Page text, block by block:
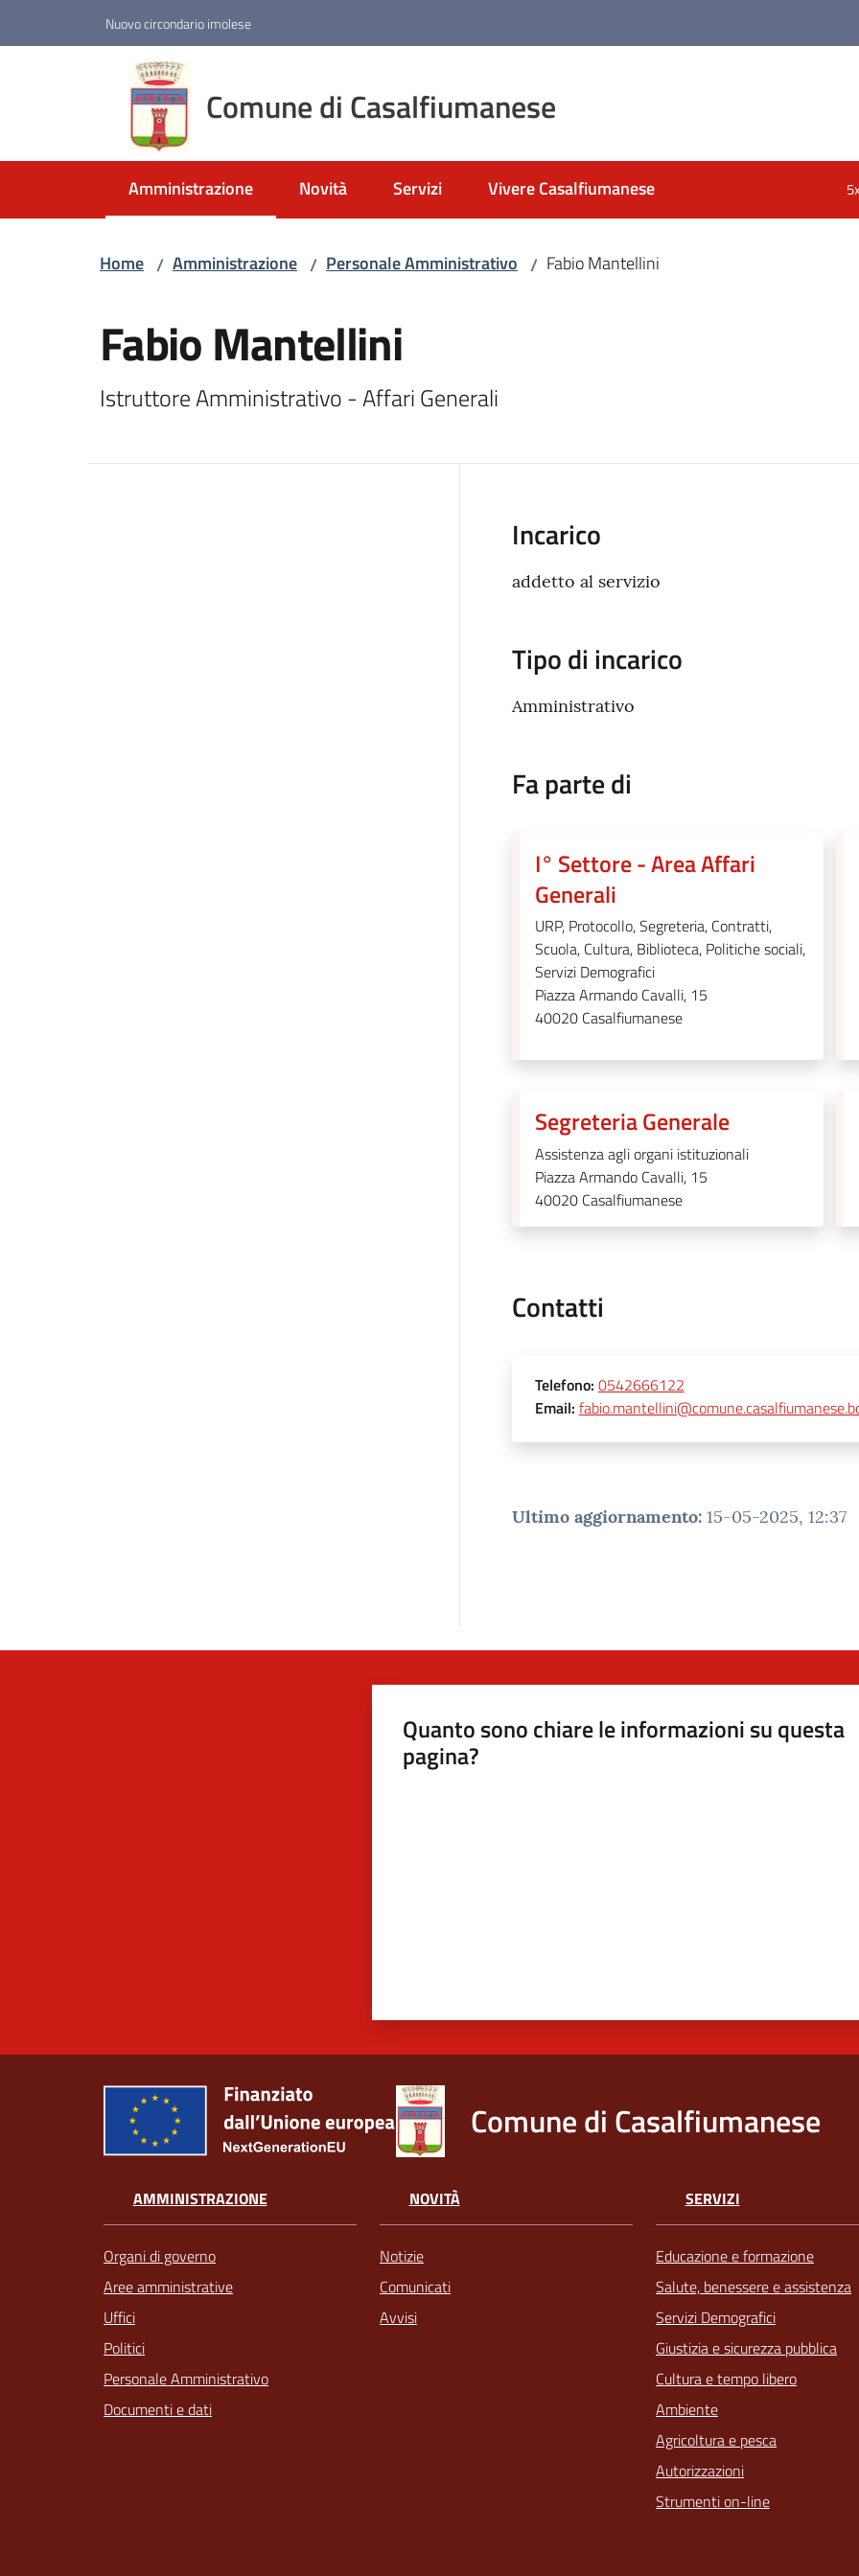
Nuovo circondario imolese
Comune di Casalfiumanese
Amministrazione
Menu selezionato Novità Servizi Vivere Casalfiumanese
Home / Amministrazione / Personale Amministrativo / Fabio Mantellini
Fabio Mantellini
Istruttore Amministrativo - Affari Generali
Incarico
addetto al servizio
Tipo di incarico
Amministrativo
Fa parte di
I° Settore - Area Affari
Generali
URP, Protocollo, Segreteria, Contratti,
Scuola, Cultura, Biblioteca, Politiche sociali,
Servizi Demografici
Piazza Armando Cavalli, 15
40020 Casalfiumanese
Segreteria Generale
Assistenza agli organi istituzionali
Piazza Armando Cavalli, 15
40020 Casalfiumanese
Contatti
Telefono: 0542666122
Email:
Ultimo aggiornamento: 15-05-2025, 12:37
Quanto sono chiare le informazioni su questa
pagina?
Comune di Casalfiumanese
AMMINISTRAZIONE
Organi di governo
Aree amministrative
Uffici
Politici
Personale Amministrativo
Documenti e dati
NOVITÀ
Notizie
Comunicati
Avvisi
SERVIZI
Educazione e formazione
Salute, benessere e assistenza
Servizi Demografici
Giustizia e sicurezza pubblica
Cultura e tempo libero
Ambiente
Agricoltura e pesca
Autorizzazioni
Strumenti on-line